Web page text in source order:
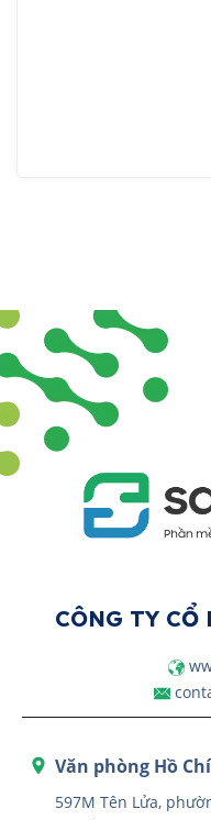
CÔNG TY CỔ
Văn phòng Hồ
597M Tên Lửa,